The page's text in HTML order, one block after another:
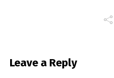
Leave a Reply